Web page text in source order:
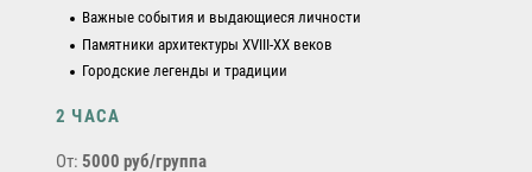
Важные события и выдающиеся личности
Памятники архитектуры XVIII-XX веков
Городские легенды и традиции
2 ЧАСА
От: 5000 руб/группа